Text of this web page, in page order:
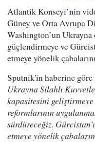
Atlantik Konseyi’nin
Güney ve Orta Avrupa
Washington’un
güçlendirmeye ve
etmeye yönelik
Sputnik'in haberine
Ukrayna Silahlı
kapasitesini
reformlarının
sürdüreceğiz.
etmeye yönelik